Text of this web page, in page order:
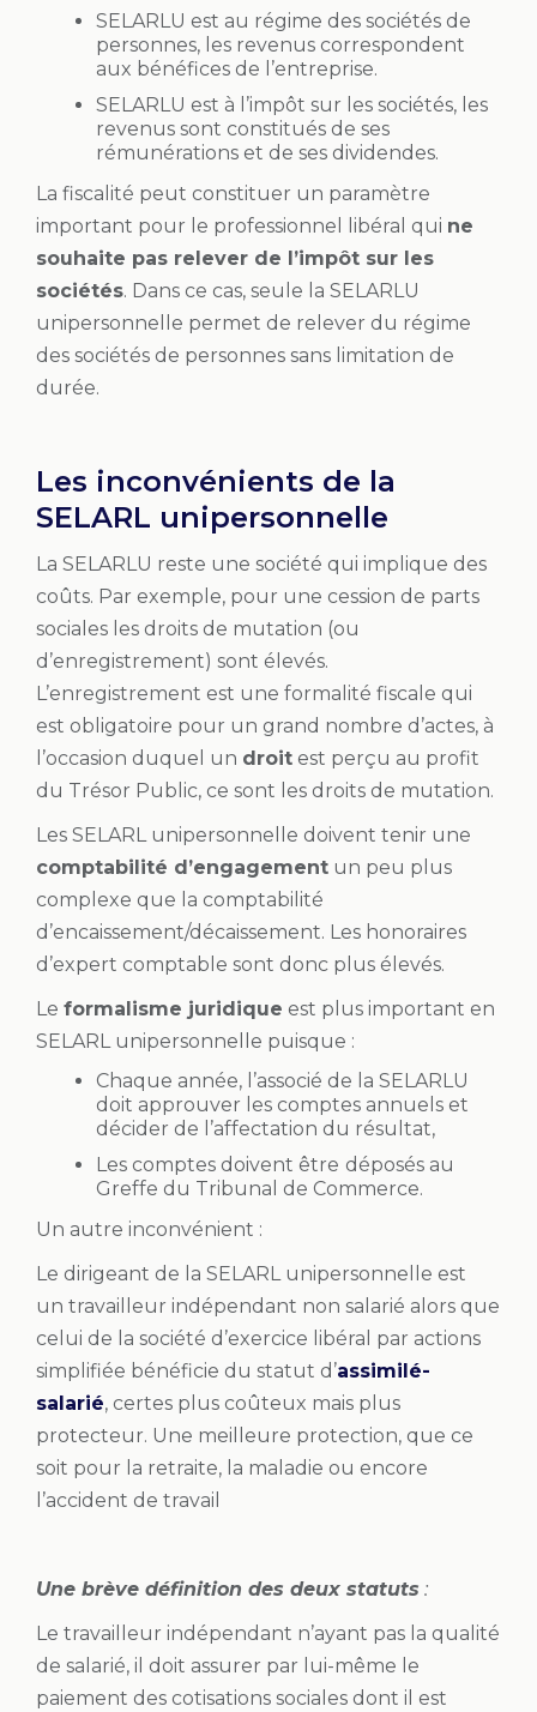
SELARLU est au régime des sociétés de
personnes, les revenus correspondent
aux bénéfices de l’entreprise.
SELARLU est à l’impôt sur les sociétés, les
revenus sont constitués de ses
rémunérations et de ses dividendes.
La fiscalité peut constituer un paramètre
important pour le professionnel libéral qui ne
souhaite pas relever de l’impôt sur les
sociétés. Dans ce cas, seule la SELARLU
unipersonnelle permet de relever du régime
des sociétés de personnes sans limitation de
durée.
Les inconvénients de la
SELARL unipersonnelle
La SELARLU reste une société qui implique des
coûts. Par exemple, pour une cession de parts
sociales les droits de mutation (ou
d’enregistrement) sont élevés.
L’enregistrement est une formalité fiscale qui
est obligatoire pour un grand nombre d’actes, à
l’occasion duquel un droit est perçu au profit
du Trésor Public, ce sont les droits de mutation.
Les SELARL unipersonnelle doivent tenir une
comptabilité d’engagement un peu plus
complexe que la comptabilité
d’encaissement/décaissement. Les honoraires
d’expert comptable sont donc plus élevés.
Le formalisme juridique est plus important en
SELARL unipersonnelle puisque :
Chaque année, l’associé de la SELARLU
doit approuver les comptes annuels et
décider de l’affectation du résultat,
Les comptes doivent être déposés au
Greffe du Tribunal de Commerce.
Un autre inconvénient :
Le dirigeant de la SELARL unipersonnelle est
un travailleur indépendant non salarié alors que
celui de la société d’exercice libéral par actions
simplifiée bénéficie du statut d’assimilé-
salarié, certes plus coûteux mais plus
protecteur. Une meilleure protection, que ce
soit pour la retraite, la maladie ou encore
l’accident de travail
Une brève définition des deux statuts :
Le travailleur indépendant n’ayant pas la qualité
de salarié, il doit assurer par lui-même le
paiement des cotisations sociales dont il est